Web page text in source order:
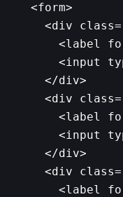
  <form>
<div
<label
<input
    </div>
<div
<label
<input
    </div>
<div
<label